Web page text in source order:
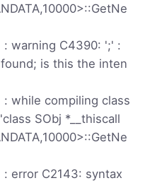
warning C4390: ';' :
is this the inten
while compiling class
SObj *__thiscall
error C2143: syntax